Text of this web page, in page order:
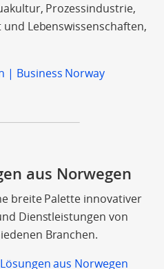
Prozessindustrie,
Lebenswissenschaften,
| Business Norway
aus Norwegen
breite Palette innovativer
Dienstleistungen von
Branchen.
aus Norwegen